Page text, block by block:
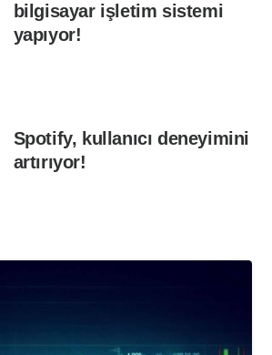
bilgisayar işletim sistemi
yapıyor!
Spotify, kullanıcı deneyimini
artırıyor!